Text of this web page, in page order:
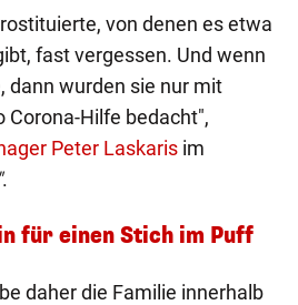
von denen es etwa
fast vergessen. Und wenn
dann wurden sie nur mit
Corona-Hilfe bedacht",
Peter Laskaris im
.
für einen Stich im Puff
daher die Familie innerhalb